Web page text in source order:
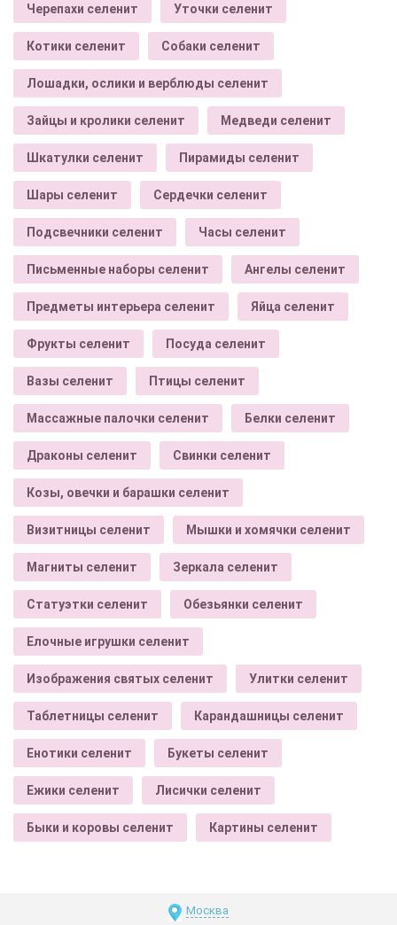
Черепахи селенит Уточки селенит
Котики селенит Собаки селенит
Лошадки, ослики и верблюды селенит
Зайцы и кролики селенит Медведи селенит
Шкатулки селенит Пирамиды селенит
Шары селенит Сердечки селенит
Подсвечники селенит Часы селенит
Письменные наборы селенит Ангелы селенит
Предметы интерьера селенит Яйца селенит
Фрукты селенит Посуда селенит
Вазы селенит Птицы селенит
Массажные палочки селенит Белки селенит
Драконы селенит Свинки селенит
Козы, овечки и барашки селенит
Визитницы селенит Мышки и хомячки селенит
Магниты селенит Зеркала селенит
Статуэтки селенит Обезьянки селенит
Елочные игрушки селенит
Изображения святых селенит Улитки селенит
Таблетницы селенит Карандашницы селенит
Енотики селенит Букеты селенит
Ежики селенит Лисички селенит
Быки и коровы селенит Картины селенит
Москва